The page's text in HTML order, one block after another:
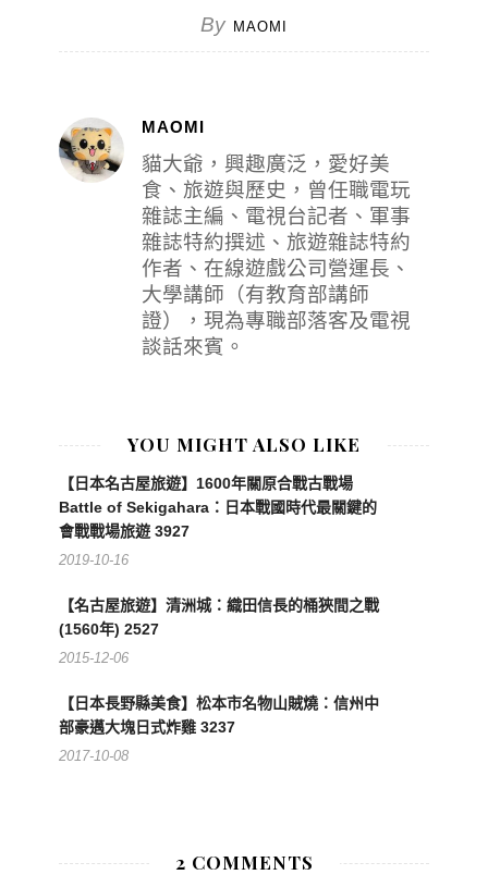
By MAOMI
MAOMI
貓大爺，興趣廣泛，愛好美
食、旅遊與歷史，曾任職電玩
雜誌主編、電視台記者、軍事
雜誌特約撰述、旅遊雜誌特約
作者、在線遊戲公司營運長、
大學講師（有教育部講師
證），現為專職部落客及電視
談話來賓。
YOU MIGHT ALSO LIKE
【日本名古屋旅遊】1600年關原合戰古戰場
Battle of Sekigahara：日本戰國時代最關鍵的
會戰戰場旅遊 3927
2019-10-16
【名古屋旅遊】清洲城：織田信長的桶狹間之戰
(1560年) 2527
2015-12-06
【日本長野縣美食】松本市名物山賊燒：信州中
部豪邁大塊日式炸雞 3237
2017-10-08
2 COMMENTS